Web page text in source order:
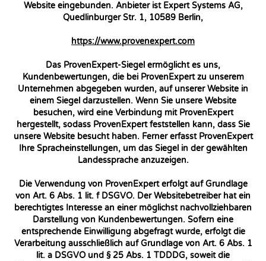
Website eingebunden. Anbieter ist Expert Systems AG,
Quedlinburger Str. 1, 10589 Berlin,
https://www.provenexpert.com
Das ProvenExpert-Siegel ermöglicht es uns,
Kundenbewertungen, die bei ProvenExpert zu unserem
Unternehmen abgegeben wurden, auf unserer Website in
einem Siegel darzustellen. Wenn Sie unsere Website
besuchen, wird eine Verbindung mit ProvenExpert
hergestellt, sodass ProvenExpert feststellen kann, dass Sie
unsere Website besucht haben. Ferner erfasst ProvenExpert
Ihre Spracheinstellungen, um das Siegel in der gewählten
Landessprache anzuzeigen.
Die Verwendung von ProvenExpert erfolgt auf Grundlage
von Art. 6 Abs. 1 lit. f DSGVO. Der Websitebetreiber hat ein
berechtigtes Interesse an einer möglichst nachvollziehbaren
Darstellung von Kundenbewertungen. Sofern eine
entsprechende Einwilligung abgefragt wurde, erfolgt die
Verarbeitung ausschließlich auf Grundlage von Art. 6 Abs. 1
lit. a DSGVO und § 25 Abs. 1 TDDDG, soweit die